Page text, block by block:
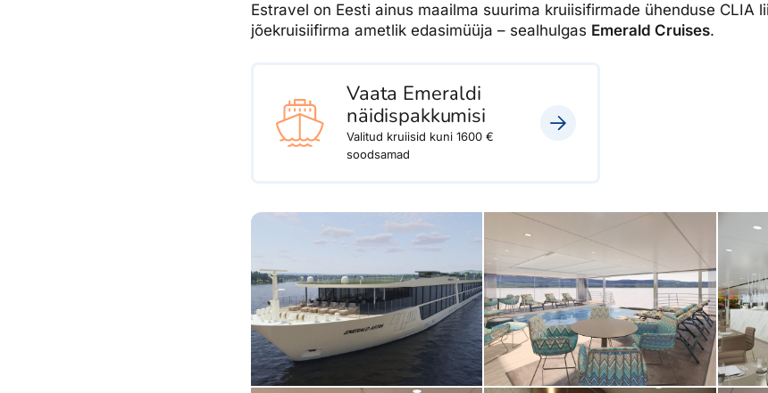
Estravel on Eesti ainus maailma suurima kruiisifirmade ühenduse CLIA
jõekruisiifirma ametlik edasimüüja – sealhulgas Emerald Cruises.
Vaata Emeraldi
näidispakkumisi
Valitud kruiisid kuni 1600 €
soodsamad